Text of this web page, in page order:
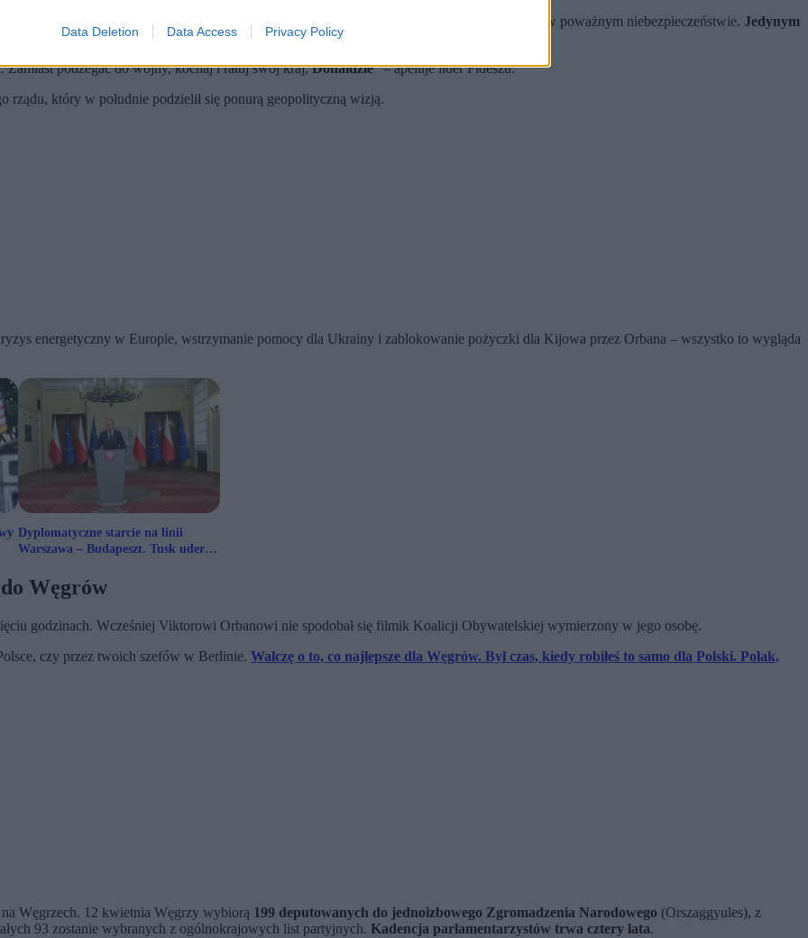
Data Deletion Data Access Privacy Policy
w swojej historii. Świat stoi w obliczu poważnego kryzysu energetycznego. Europa jest w poważnym niebezpieczeństwie. Jedynym
” – przekonuje Viktor Orban.
Zamiast podżegać do wojny, kochaj i ratuj swój kraj,Donaldzie” – apeluje lider Fideszu.
rządu, który w południe podzielił się ponurą geopolityczną wizją.
energetyczny w Europie, wstrzymanie pomocy dla Ukrainy i zablokowanie pożyczki dla Kijowa przez Orbana – wszystko to wygląda
Dyplomatyczne starcie na linii
Warszawa – Budapeszt. Tusk uderza
Węgrów
godzinach. Wcześniej Viktorowi Orbanowi nie spodobał się filmik Koalicji Obywatelskiej wymierzony w jego osobę.
czy przez twoich szefów w Berlinie. Walczę o to, co najlepsze dla Węgrów. Był czas, kiedy robiłeś to samo dla Polski. Polak,
Węgrzech. 12 kwietnia Węgrzy wybiorą 199 deputowanych do jednoizbowego Zgromadzenia Narodowego (Orszaggyules), z
93 zostanie wybranych z ogólnokrajowych list partyjnych. Kadencja parlamentarzystów trwa cztery lata.